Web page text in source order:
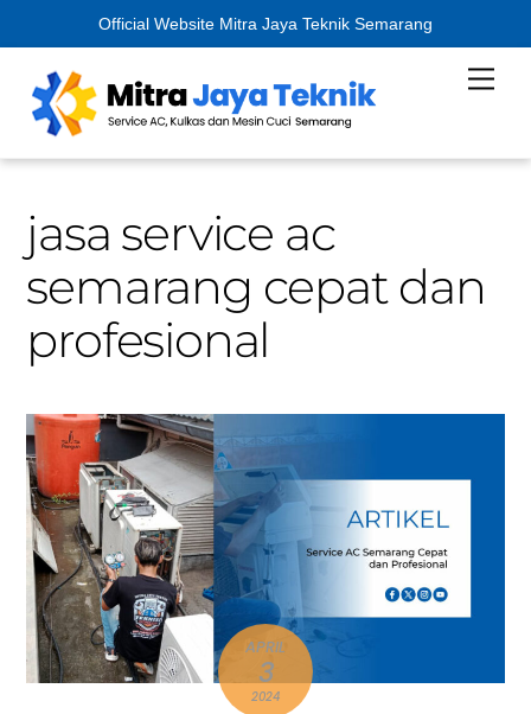
Official Website Mitra Jaya Teknik Semarang
content
jasa service ac
semarang cepat dan
profesional
APRIL
3
2024